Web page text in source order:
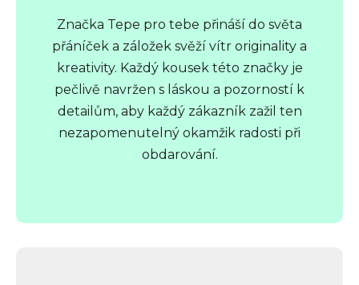
Značka Tepe pro tebe přináší do světa
přáníček a záložek svěží vítr originality a
kreativity. Každý kousek této značky je
pečlivě navržen s láskou a pozorností k
detailům, aby každý zákazník zažil ten
nezapomenutelný okamžik radosti při
obdarování.